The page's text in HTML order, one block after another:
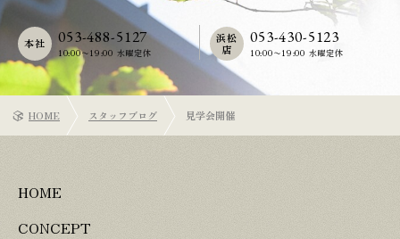
053-488-5127
10:00〜19:00 水曜定休
本社 053-430-5123
10:00〜19:00 水曜定休
浜松
店
HOME スタッフブログ 見学会開催
HOME
CONCEPT